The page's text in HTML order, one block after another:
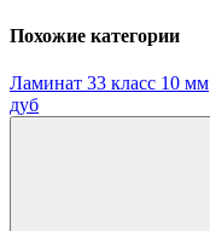
Похожие категории
Ламинат 33 класс 10 мм
дуб